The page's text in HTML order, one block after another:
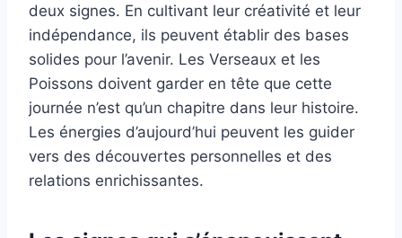
deux signes. En cultivant leur créativité et leur
indépendance, ils peuvent établir des bases
solides pour l’avenir. Les Verseaux et les
Poissons doivent garder en tête que cette
journée n’est qu’un chapitre dans leur histoire.
Les énergies d’aujourd’hui peuvent les guider
vers des découvertes personnelles et des
relations enrichissantes.